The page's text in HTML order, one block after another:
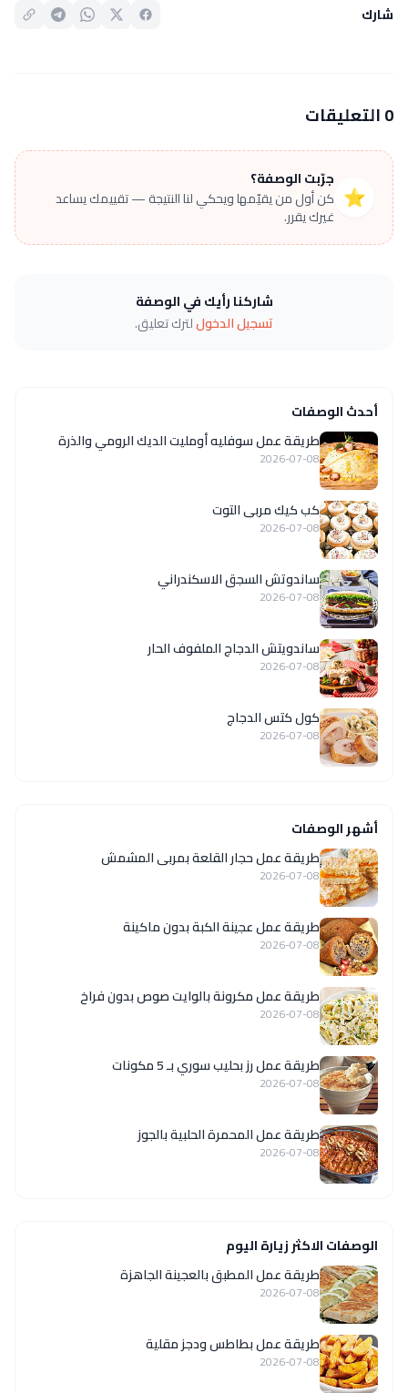
شارك
0 التعليقات
⭐
جرّبت الوصفة؟
كن أول من يقيّمها ويحكي لنا النتيجة — تقييمك يساعد
غيرك يقرر.
شاركنا رأيك في الوصفة
تسجيل الدخوللترك تعليق.
أحدث الوصفات
طريقة عمل سوفليه أومليت الديك الرومي والذرة
2026-07-08
كب كيك مربى التوت
2026-07-08
ساندوتش السجق الاسكندراني
2026-07-08
ساندويتش الدجاج الملفوف الحار
2026-07-08
كول كتس الدجاج
2026-07-08
أشهر الوصفات
طريقة عمل حجار القلعة بمربى المشمش
2026-07-08
طريقة عمل عجينة الكبة بدون ماكينة
2026-07-08
طريقة عمل مكرونة بالوايت صوص بدون فراخ
2026-07-08
طريقة عمل رز بحليب سوري بـ 5 مكونات
2026-07-08
طريقة عمل المحمرة الحلبية بالجوز
2026-07-08
الوصفات الاكثر زيارة اليوم
طريقة عمل المطبق بالعجينة الجاهزة
2026-07-08
طريقة عمل بطاطس ودجز مقلية
2026-07-08